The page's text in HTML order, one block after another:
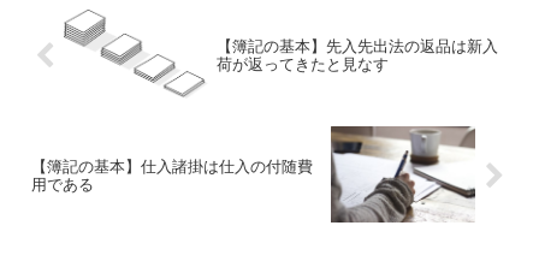
【簿記の基本】先入先出法の返品は新入
荷が返ってきたと見なす
【簿記の基本】仕入諸掛は仕入の付随費
用である